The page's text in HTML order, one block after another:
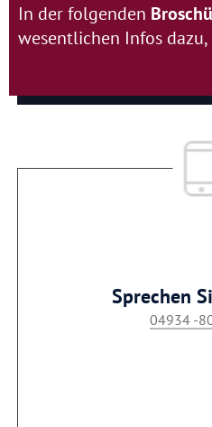
In der folgenden
wesentlichen Infos dazu,
Sprechen
04934 -